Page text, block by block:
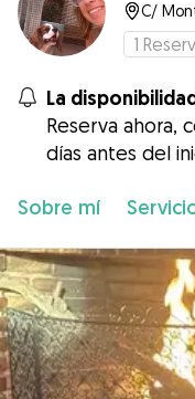
C/
1
La
Reserva ahora,
días antes del
Sobre mí